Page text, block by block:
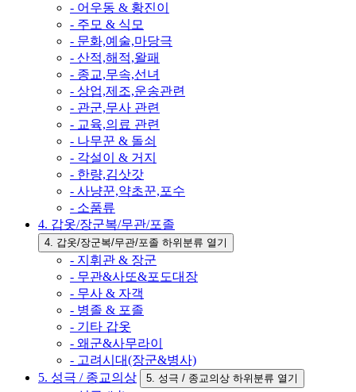
- 어우동 & 황진이
- 주모 & 식모
- 문화,예술,마당극
- 산적,해적,왈패
- 종교,무속,선녀
- 상업,제조,운송관련
- 관군,무사 관련
- 교육,의료 관련
- 나무꾼 & 돌쇠
- 각설이 & 거지
- 한량,김삿갓
- 사냥꾼,약초꾼,포수
- 소품류
4. 갑옷/장군복/무관/포졸
4. 갑옷/장군복/무관/포졸 하위분류 열기
- 지휘관 & 장군
- 무관&사또&포도대장
- 무사 & 자객
- 병졸 & 포졸
- 기타 갑옷
- 왜군&사무라이
- 고려시대(장군&병사)
5. 성극 / 종교의상
5. 성극 / 종교의상 하위분류 열기